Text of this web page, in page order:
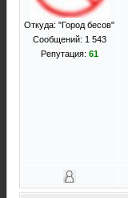
Откуда: "Город бесов"
Сообщений: 1 543
Репутация: 61